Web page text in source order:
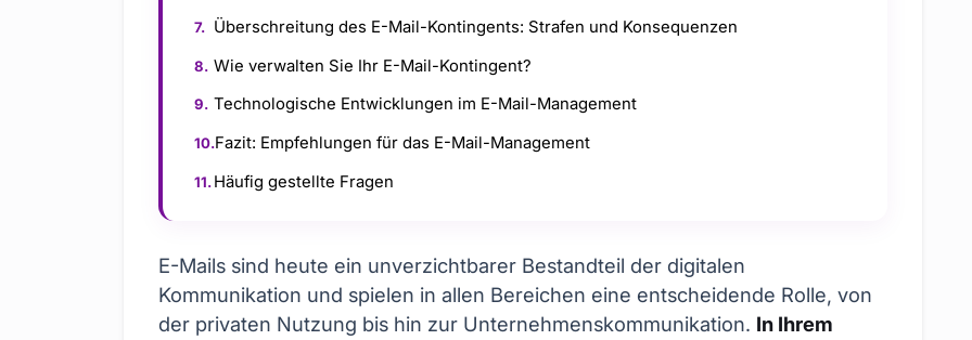
Überschreitung des E-Mail-Kontingents: Strafen und Konsequenzen
Wie verwalten Sie Ihr E-Mail-Kontingent?
Technologische Entwicklungen im E-Mail-Management
Fazit: Empfehlungen für das E-Mail-Management
Häufig gestellte Fragen
E-Mails sind heute ein unverzichtbarer Bestandteil der digitalen
Kommunikation und spielen in allen Bereichen eine entscheidende Rolle, von
der privaten Nutzung bis hin zur Unternehmenskommunikation. In Ihrem